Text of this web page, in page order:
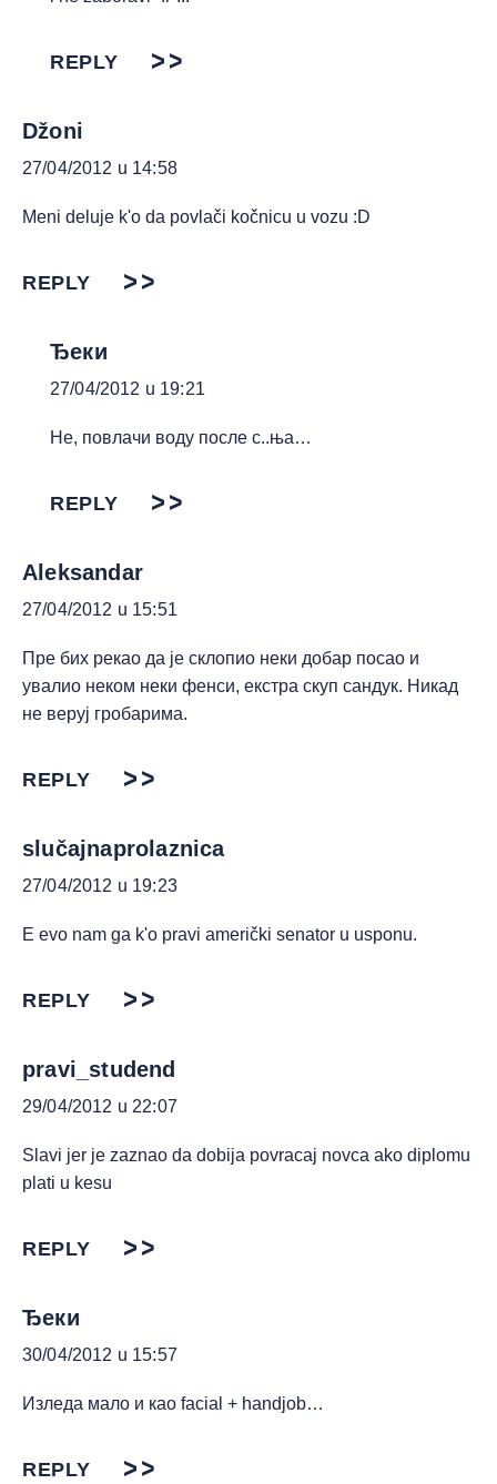
REPLY
Džoni
27/04/2012 u 14:58
Meni deluje k'o da povlači kočnicu u vozu :D
REPLY
Ђеки
27/04/2012 u 19:21
Не, повлачи воду после с..ња…
REPLY
Aleksandar
27/04/2012 u 15:51
Пре бих рекао да је склопио неки добар посао и
увалио неком неки фенси, екстра скуп сандук. Никад
не веруј гробарима.
REPLY
slučajnaprolaznica
27/04/2012 u 19:23
E evo nam ga k'o pravi američki senator u usponu.
REPLY
pravi_studend
29/04/2012 u 22:07
Slavi jer je zaznao da dobija povracaj novca ako diplomu
plati u kesu
REPLY
Ђеки
30/04/2012 u 15:57
Изледа мало и као facial + handjob…
REPLY